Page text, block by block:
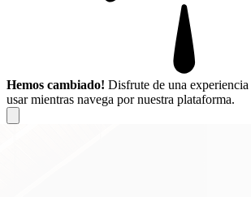
Hemos cambiado! Disfrute de una
usar mientras navega por nuestra plataforma.